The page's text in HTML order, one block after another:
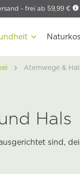
- frei ab 59,99 €
Atemwege &
Hals
sind,